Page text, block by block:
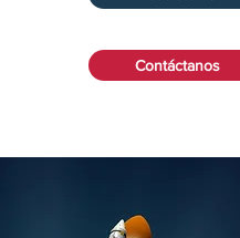
Contáctanos